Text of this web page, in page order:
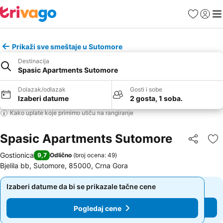
FavoritiPrijavi
Prikaži sve smeštaje u Sutomore
Destinacija
Spasic Apartments Sutomore
Dolazak/odlazak
Izaberi datume
Gosti i sobe
2 gosta, 1 soba.
Kako uplate koje primimo utiču na rangiranje
Spasic Apartments Sutomore Deli
Gostionica 9,7 Odlično (broj ocena: 49)
Bjelila bb, Sutomore, 85000, Crna Gora
Izaberi datume da bi se prikazale tačne cene
Pogledaj cene
Izaberi datume da bi se prikazale tačne cene
Pogledaj cene